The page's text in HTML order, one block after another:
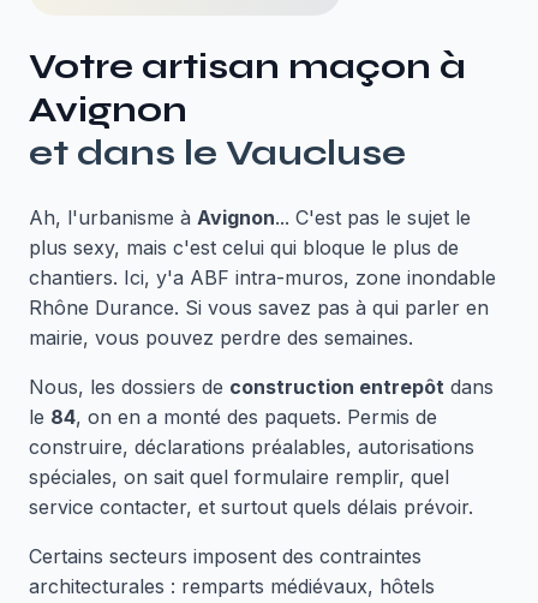
Votre artisan maçon à
Avignon
et dans le Vaucluse
Ah, l'urbanisme à Avignon... C'est pas le sujet le
plus sexy, mais c'est celui qui bloque le plus de
chantiers. Ici, y'a ABF intra-muros, zone inondable
Rhône Durance. Si vous savez pas à qui parler en
mairie, vous pouvez perdre des semaines.
Nous, les dossiers de construction entrepôt dans
le 84, on en a monté des paquets. Permis de
construire, déclarations préalables, autorisations
spéciales, on sait quel formulaire remplir, quel
service contacter, et surtout quels délais prévoir.
Certains secteurs imposent des contraintes
architecturales : remparts médiévaux, hôtels